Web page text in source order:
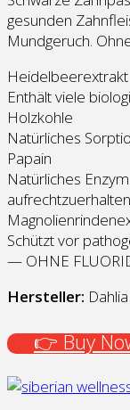
gesunden
Mundgeruch.
Heidelbeerextrakt
Enthält viele
Holzkohle
Natürliches
Papain
Natürliches
Schützt vor
— OHNE
Hersteller:
👉 Buy